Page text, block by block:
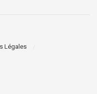
Légales